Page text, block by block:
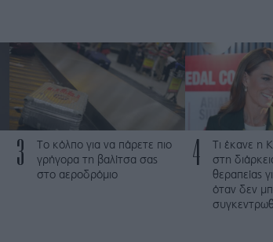
3
Το κόλπο για να πάρετε πιο
γρήγορα τη βαλίτσα σας
στο αεροδρόμιο
4
Τι έκανε η
στη
θεραπείας
όταν δεν